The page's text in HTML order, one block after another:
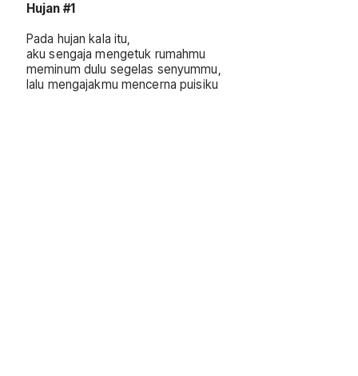
Hujan #1
Pada hujan kala itu,
aku sengaja mengetuk rumahmu
meminum dulu segelas senyummu,
lalu mengajakmu mencerna puisiku